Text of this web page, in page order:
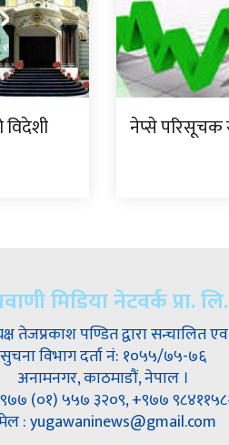
विदेशी नेप्से परिसूचक
मिडिया नेटवर्क प्रा. लि.
तेजप्रकाश पण्डित द्वारा सन्चालित
सुचना विभाग दर्ता नं: १०५५/७५-७६
अनामनगर, काठमाडौं, नेपाल ।
(०१) ५५७ ३२०९, +९७७
: yugawaninews@gmail.com